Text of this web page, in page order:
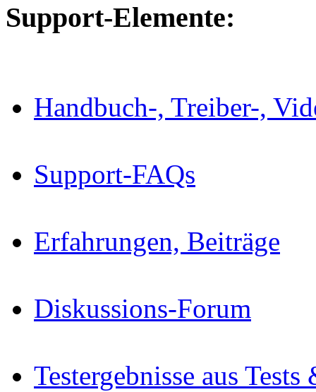
Support-Elemente:
Handbuch-, Treiber-,
Support-FAQs
Erfahrungen, Beiträge
Diskussions-Forum
Testergebnisse aus